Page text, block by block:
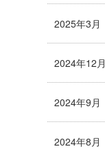
2025年3月
2024年12月
2024年9月
2024年8月